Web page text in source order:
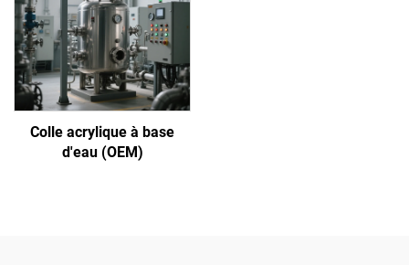
Colle acrylique à base
d'eau (OEM)